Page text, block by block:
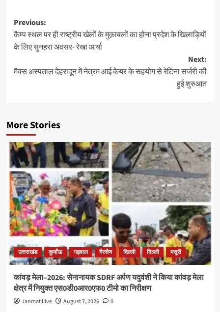
Post
navigation
Previous:
कैम्प स्थल पर ही राष्ट्रीय खेलों के मुक़ाबलों का होना प्रदेश के खिलाड़ियों
के लिए सुनहरा अवसर- रेखा आर्या
Next:
मैक्स अस्पताल देहरादून में नेत्रम आई केयर के सहयोग से रेटिना सर्जरी की
हुई शुरुआत
More Stories
उत्तराखंड कुमाँऊ गढ़वाल गैरसैण दिल्ली दिल्ली मसूरी
कांवड़ मेला–2026: सेनानायक SDRF अर्पण यदुवंशी ने किया कांवड़ मेला
क्षेत्र में नियुक्त एस0डी0आर0एफ0 टीमो का निरीक्षण
Janmat Live August 7, 2026 0